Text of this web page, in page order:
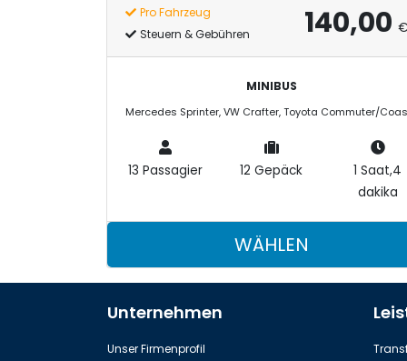
Pro Fahrzeug
Steuern & Gebühren
140,00 €
MINIBUS
13 Passagier 12 Gepäck
1 Saat,4
dakika
WÄHLEN
Unternehmen
Unser Firmenprofil